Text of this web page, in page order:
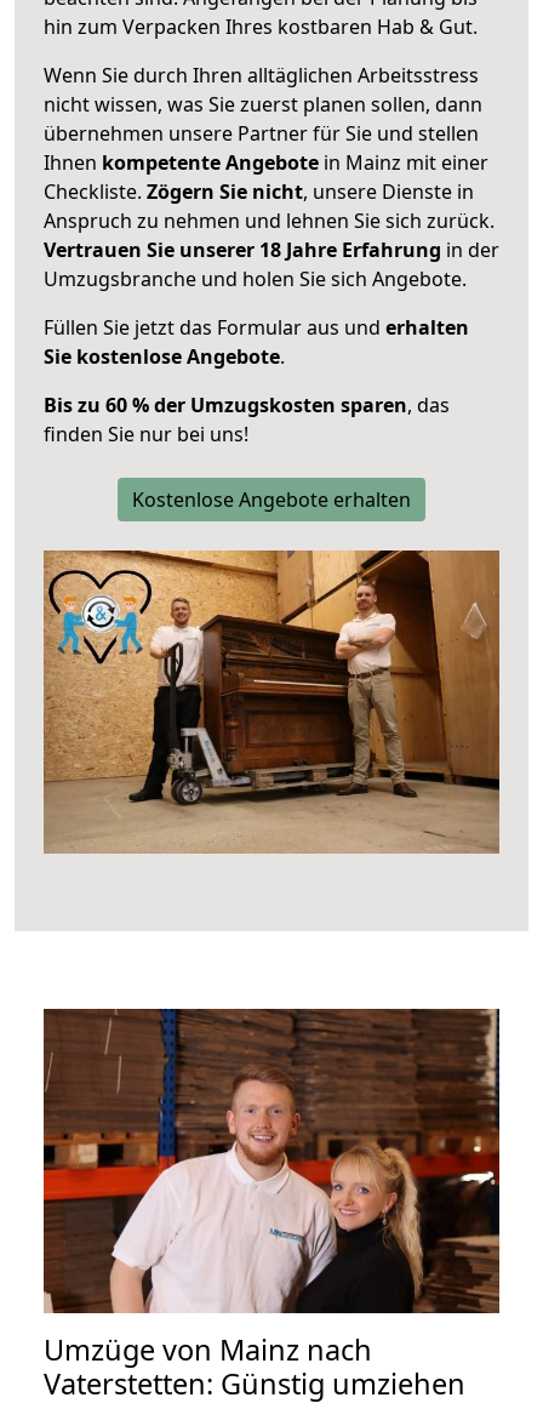
hin zum Verpacken Ihres kostbaren Hab & Gut.
Wenn Sie durch Ihren alltäglichen Arbeitsstress
nicht wissen, was Sie zuerst planen sollen, dann
übernehmen unsere Partner für Sie und stellen
Ihnen kompetente Angebote in Mainz mit einer
Checkliste. Zögern Sie nicht, unsere Dienste in
Anspruch zu nehmen und lehnen Sie sich zurück.
Vertrauen Sie unserer 18 Jahre Erfahrung in der
Umzugsbranche und holen Sie sich Angebote.
Füllen Sie jetzt das Formular aus und erhalten
Sie kostenlose Angebote.
Bis zu 60 % der Umzugskosten sparen, das
finden Sie nur bei uns!
Kostenlose Angebote erhalten
Umzüge von Mainz nach
Vaterstetten: Günstig umziehen